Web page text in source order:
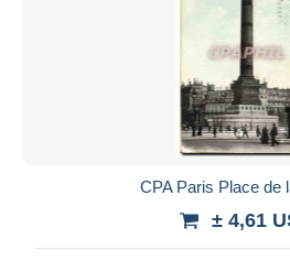
CPA Paris Place de
± 4,61